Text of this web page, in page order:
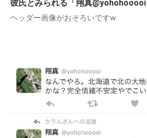
彼氏とみられる「翔真@yohohooooi
ヘッダー画像がおそろいですw